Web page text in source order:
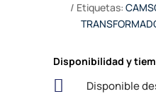
Etiquetas:
Disponibilidad y
 Disponible